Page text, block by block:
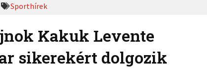
Sporthírek
Kakuk Levente
sikerekért dolgozik